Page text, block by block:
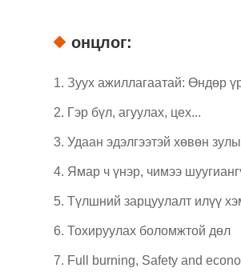
онцлог:
1. Зуух ажиллагаатай: Өндөр
2. Гэр бүл, агуулах, цех...
3. Удаан эдэлгээтэй хөвөн
4. Ямар ч үнэр, чимээ
5. Түлшний зарцуулалт илүү
6. Тохируулах боломжтой дөл
7. Full burning, Safety and